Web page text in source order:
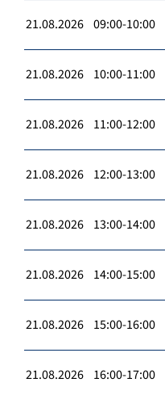
21.08.2026 09:00-10:00
21.08.2026 10:00-11:00
21.08.2026 11:00-12:00
21.08.2026 12:00-13:00
21.08.2026 13:00-14:00
21.08.2026 14:00-15:00
21.08.2026 15:00-16:00
21.08.2026 16:00-17:00